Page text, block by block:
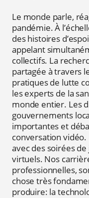
Le monde parle,
pandémie. À
des histoires
appelant
collectifs. La
partagée à travers
pratiques de lutte
les experts de la
monde entier. Les
gouvernements
importantes et
conversation
avec des soirées
virtuels. Nos
professionnelles,
chose très
produire: la